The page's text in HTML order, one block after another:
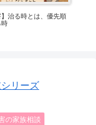
】治る時とは、優先順
時
リーズ
の家族相談